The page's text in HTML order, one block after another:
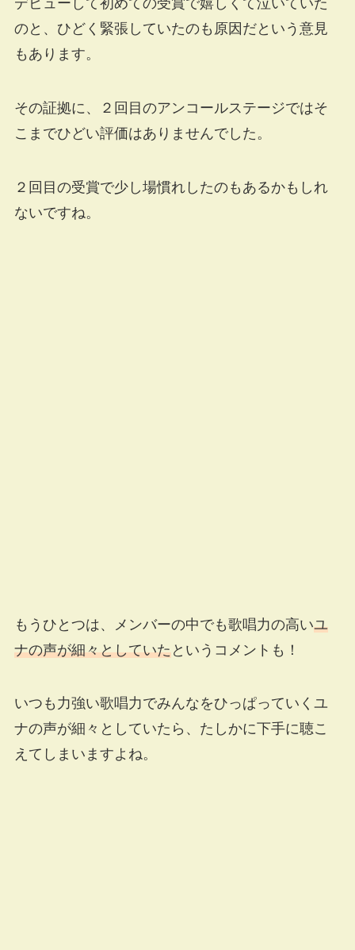
デビューして初めての受賞で嬉しくて泣いていた
のと、ひどく緊張していたのも原因だという意見
もあります。
その証拠に、２回目のアンコールステージではそ
こまでひどい評価はありませんでした。
２回目の受賞で少し場慣れしたのもあるかもしれ
ないですね。
もうひとつは、メンバーの中でも歌唱力の高いユ
ナの声が細々としていたというコメントも！
いつも力強い歌唱力でみんなをひっぱっていくユ
ナの声が細々としていたら、たしかに下手に聴こ
えてしまいますよね。